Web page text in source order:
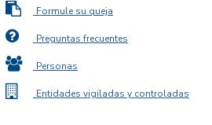
Formule su queja
Preguntas frecuentes
Personas
Entidades vigiladas y controladas